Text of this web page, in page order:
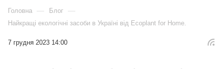
Головна — Блог —
Найкращі екологічні засоби в Україні від Ecoplant for Homе.
7 грудня 2023 14:00